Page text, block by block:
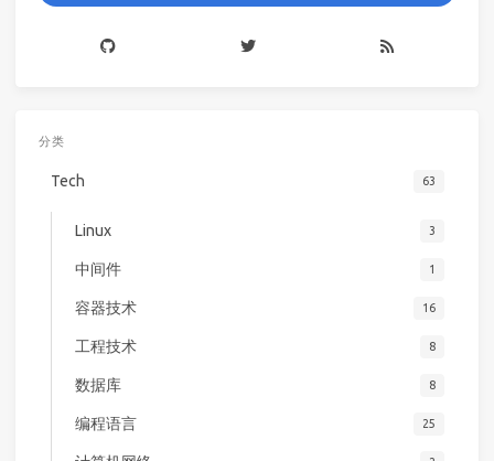
分类
Tech 63
Linux 3
中间件 1
容器技术 16
工程技术 8
数据库 8
编程语言 25